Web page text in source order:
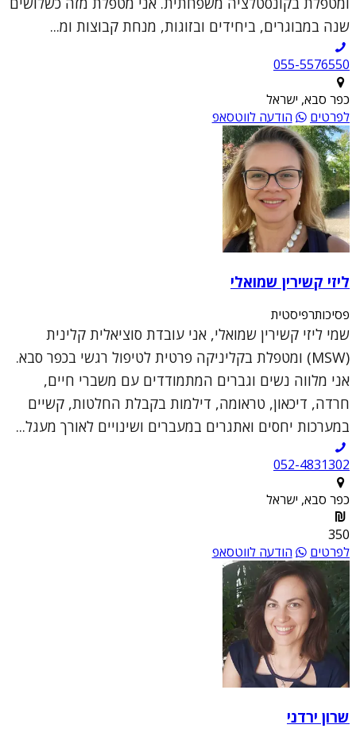
שנה במבוגרים, ביחידים ובזוגות, מנחת קבוצות ומ...
055-5576550
כפר סבא, ישראל
לפרטים
הודעה לווטסאפ
ליזי קשירין שמואלי
פסיכותרפיסטית
שמי ליזי קשירין שמואלי, אני עובדת סוציאלית קלינית
(MSW) ומטפלת בקליניקה פרטית לטיפול רגשי בכפר סבא.
אני מלווה נשים וגברים המתמודדים עם משברי חיים,
חרדה, דיכאון, טראומה, דילמות בקבלת החלטות, קשיים
במערכות יחסים ואתגרים במעברים ושינויים לאורך מעגל...
052-4831302
כפר סבא, ישראל
350
לפרטים
הודעה לווטסאפ
שרון ירדני